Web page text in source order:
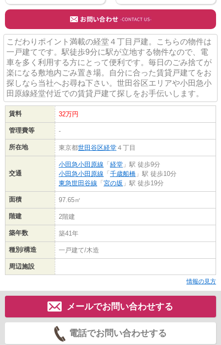
こだわりポイント満載の経堂４丁目戸建。こちらの物件は
一戸建てです。駅徒歩9分に駅が立地する物件なので、電
車を多く利用する方にとって便利です。毎日のごみ捨てが
楽になる敷地内ごみ置き場。自分に合った賃貸戸建てをお
探しなら当社へお尋ね下さい。世田谷区エリアや小田急小
田原線経堂付近での賃貸戸建て探しをお手伝いします。
賃料 32万円
管理費等 -
所在地 東京都世田谷区経堂 ４丁目
交通
小田急小田原線 「 経堂 」駅 徒歩9分
小田急小田原線 「 千歳船橋 」駅 徒歩10分
東急世田谷線 「 宮の坂 」駅 徒歩19分
面積 97.65㎡
階建 2階建
築年数 築41年
種別/構造 一戸建て/木造
周辺施設
情報の見方
メールでお問い合わせする
電話でお問い合わせする